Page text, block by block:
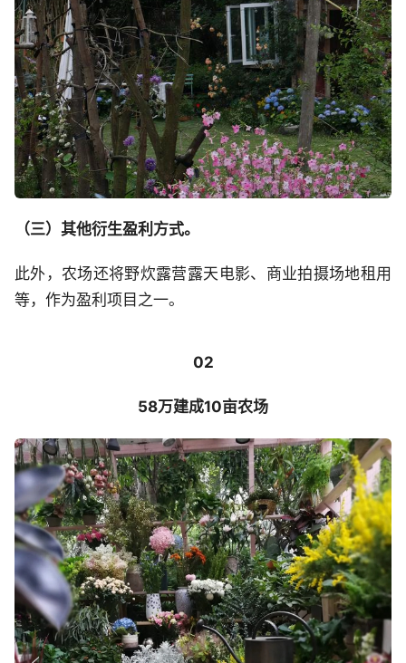
（三）其他衍生盈利方式。
此外，农场还将野炊露营露天电影、商业拍摄场地租用
等，作为盈利项目之一。
02
58万建成10亩农场